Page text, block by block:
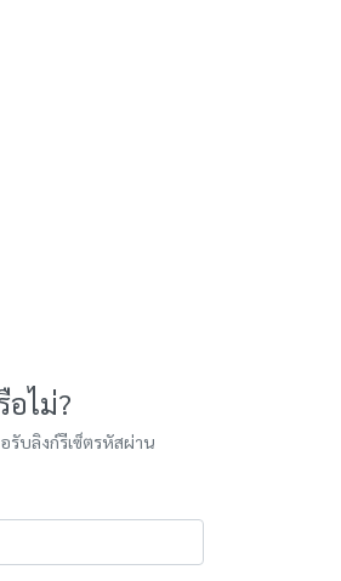
หลักสูตรให้เลือก
หลากหลาย
ไม่?
รับลิงก์รีเซ็ตรหัสผ่าน